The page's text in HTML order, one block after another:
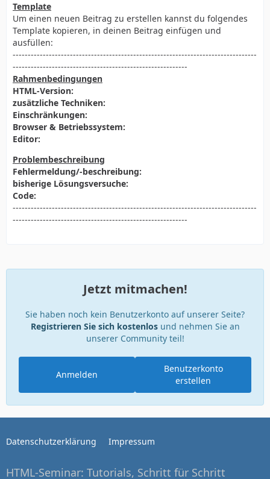
Template
Um einen neuen Beitrag zu erstellen kannst du folgendes
Template kopieren, in deinen Beitrag einfügen und
ausfüllen:
---------------------------------------------------------------------------------
----------------------------------------------------------
Rahmenbedingungen
HTML-Version:
zusätzliche Techniken:
Einschränkungen:
Browser & Betriebssystem:
Editor:
Problembeschreibung
Fehlermeldung/-beschreibung:
bisherige Lösungsversuche:
Code:
---------------------------------------------------------------------------------
----------------------------------------------------------
Jetzt mitmachen!
Sie haben noch kein Benutzerkonto auf unserer Seite?
Registrieren Sie sich kostenlosund nehmen Sie an
unserer Community teil!
Benutzerkonto
erstellen
Anmelden
Datenschutzerklärung Impressum
HTML-Seminar: Tutorials, Schritt für Schritt